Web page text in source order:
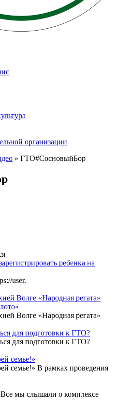
организации
» ГТО#СосновыйБор
ребенка на
user.
Волге «Народная регата»
Волге «Народная регата»
для подготовки к ГТО?
для подготовки к ГТО?
семье!»
семье!» В рамках проведения
мы слышали о комплексе